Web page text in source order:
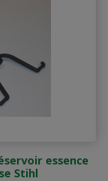
essence
Stihl